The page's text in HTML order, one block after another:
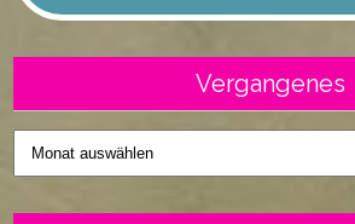
Vergangenes
Vergangenes